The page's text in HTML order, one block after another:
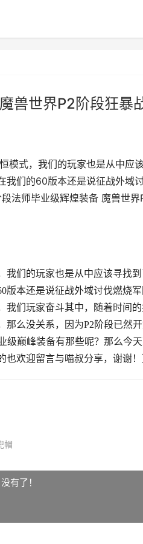
兽世界P2阶段狂暴
模式，我们的玩家也是从中应
我们的60版本还是说征战外域
法师毕业级辉煌装备 魔兽世
我们的玩家也是从中应该寻找
版本还是说征战外域讨伐燃烧
们玩家奋斗其中，随着时间
么没关系，因为P2阶段已然
级巅峰装备有那些呢？那么今
欢迎留言与喵叔分享，谢谢！
帽
没有了！